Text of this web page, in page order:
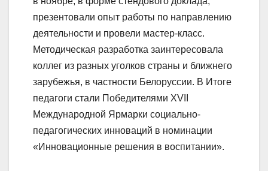
презентовали опыт работы по направлению
деятельности и провели мастер-класс.
Методическая разработка заинтересовала
коллег из разных уголков страны и ближнего
зарубежья, в частности Белоруссии. В Итоге
педагоги стали Победителями XVII
Международной Ярмарки социально-
педагогических инноваций в номинации
«Инновационные решения в воспитании».